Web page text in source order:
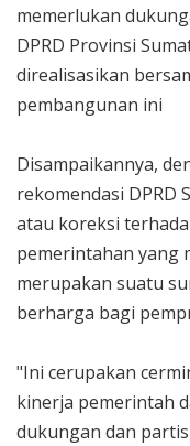
memerlukan
DPRD Provinsi
direalisasikan
pembangunan ini
Disampaikannya,
rekomendasi DPRD
atau koreksi
pemerintahan yang
merupakan suatu
berharga bagi
"Ini cerupakan
kinerja pemerintah
dukungan dan